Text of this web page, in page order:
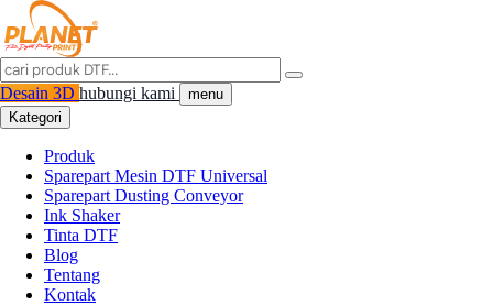
Desain 3D hubungi kami
menu
Kategori
Produk
Sparepart Mesin DTF Universal
Sparepart Dusting Conveyor
Ink Shaker
Tinta DTF
Blog
Tentang
Kontak